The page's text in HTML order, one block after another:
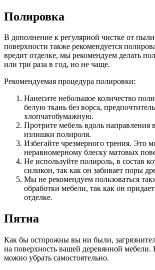
Полировка
В дополнение к регулярной чистке от
поверхности также рекомендуется
вредит отделке, мы рекомендуем делать
или три раза в год, но не чаще.
Рекомендуемая процедура полировки:
Нанесите небольшое количество
белую ткань без ворса,
хлопчатобумажную.
Протрите мебель вдоль направления
излишки полироля.
Избегайте чрезмерного трения. Это
неравномерному блеску матовых
Не используйте полироль, в состав
силикон, так как он забивает поры
Мы не рекомендуем пользоваться
обработки мебели, так как он
отделке.
Пятна
Как бы осторожны вы ни были,
на поверхность вашей деревянной мебели.
можно убрать самостоятельно.